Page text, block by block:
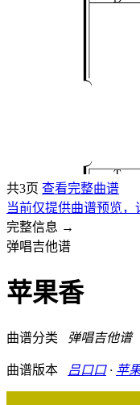
共3页 查看完整曲谱
当前仅提供曲谱预览
完整信息 →
弹唱吉他谱
苹果香
曲谱分类 弹唱吉他谱
曲谱版本 吕口口· 苹